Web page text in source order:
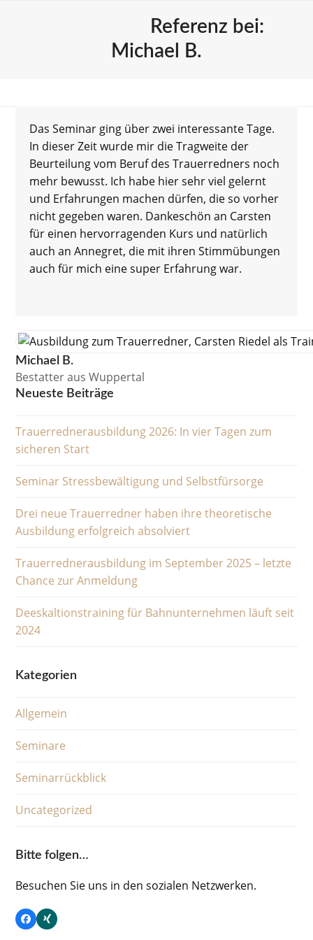
Kontakt
Referenz bei:
Michael B.
Das Seminar ging über zwei interessante Tage.
In dieser Zeit wurde mir die Tragweite der
Beurteilung vom Beruf des Trauerredners noch
mehr bewusst. Ich habe hier sehr viel gelernt
und Erfahrungen machen dürfen, die so vorher
nicht gegeben waren. Dankeschön an Carsten
für einen hervorragenden Kurs und natürlich
auch an Annegret, die mit ihren Stimmübungen
auch für mich eine super Erfahrung war.
Michael B.
Bestatter aus Wuppertal
Neueste Beiträge
Trauerrednerausbildung 2026: In vier Tagen zum
sicheren Start
Seminar Stressbewältigung und Selbstfürsorge
Drei neue Trauerredner haben ihre theoretische
Ausbildung erfolgreich absolviert
Trauerrednerausbildung im September 2025 – letzte
Chance zur Anmeldung
Deeskaltionstraining für Bahnunternehmen läuft seit
2024
Kategorien
Allgemein
Seminare
Seminarrückblick
Uncategorized
Bitte folgen…
Besuchen Sie uns in den sozialen Netzwerken.
Facebook
Xing